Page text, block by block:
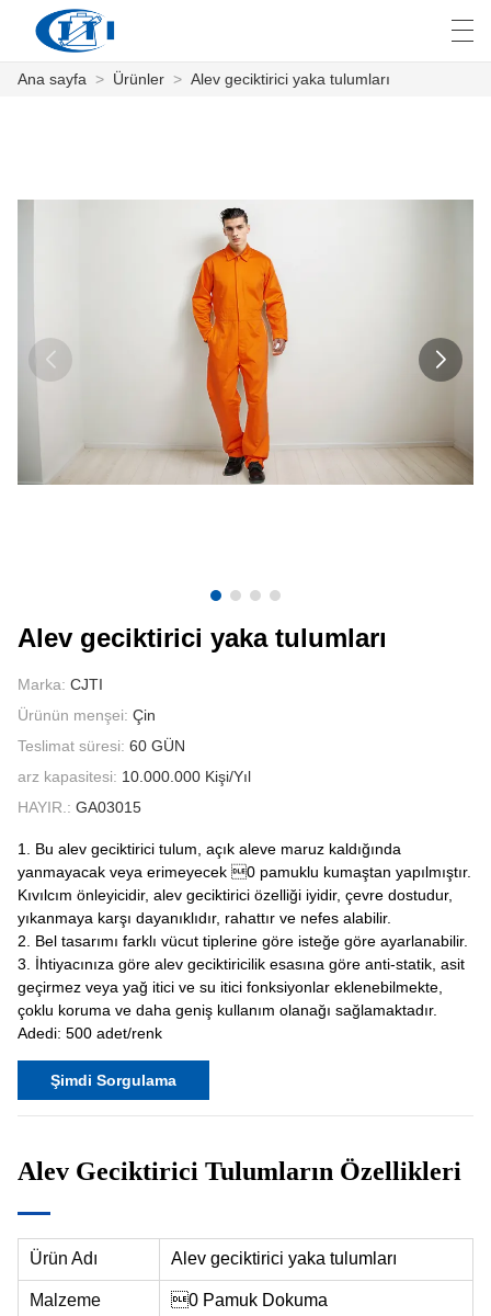
HAKKIMIZDA
ENDÜSTRI
العربية česky Deutsch English
Ana sayfa > Ürünler > Alev geciktirici yaka tulumları
Alev geciktirici yaka tulumları
Marka: CJTI
Ürünün menşei: Çin
Teslimat süresi: 60 GÜN
arz kapasitesi: 10.000.000 Kişi/Yıl
HAYIR.: GA03015
1. Bu alev geciktirici tulum, açık aleve maruz kaldığında
yanmayacak veya erimeyecek 0 pamuklu kumaştan yapılmıştır.
Kıvılcım önleyicidir, alev geciktirici özelliği iyidir, çevre dostudur,
yıkanmaya karşı dayanıklıdır, rahattır ve nefes alabilir.
2. Bel tasarımı farklı vücut tiplerine göre isteğe göre ayarlanabilir.
3. İhtiyacınıza göre alev geciktiricilik esasına göre anti-statik, asit
geçirmez veya yağ itici ve su itici fonksiyonlar eklenebilmekte,
çoklu koruma ve daha geniş kullanım olanağı sağlamaktadır.
Adedi: 500 adet/renk
Şimdi Sorgulama
Alev Geciktirici Tulumların Özellikleri
Ürün Adı Alev geciktirici yaka tulumları
Malzeme 0 Pamuk Dokuma